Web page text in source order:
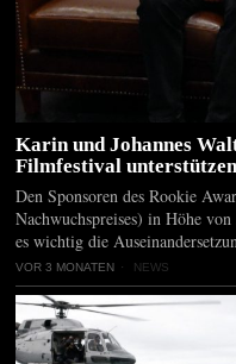
Karin und Johannes
Filmfestival
Den Sponsoren des Rookie
Nachwuchspreises) in Höhe
es wichtig die
VOR 3 MONATEN NEWS